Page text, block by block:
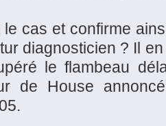
cas et confirme
diagnosticien ? Il en
le flambeau
de House